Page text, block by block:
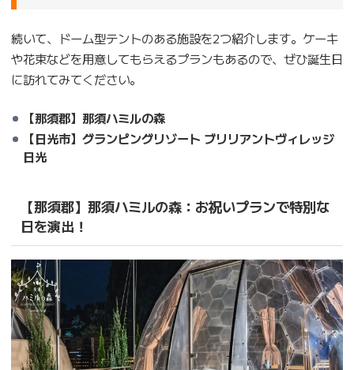
続いて、ドーム型テントのある施設を2つ紹介します。ケーキ
や花束などを用意してもらえるプランもあるので、ぜひ誕生日
に訪れてみてください。
【那須郡】那須ハミルの森
【日光市】グランピングリゾート ブリリアントヴィレッジ
日光
【那須郡】那須ハミルの森：お祝いプランで特別な
日を演出！